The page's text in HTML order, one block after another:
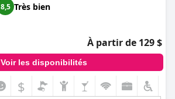
8,5 Très bien
À partir de 129 $
Voir les disponibilités
$